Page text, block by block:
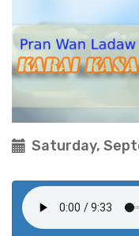
Saturday,